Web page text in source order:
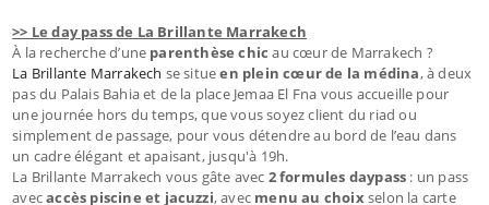
>> Le day pass de La Brillante Marrakech
À la recherche d’une parenthèse chic au cœur de Marrakech ?
La Brillante Marrakech se situeen plein cœur de la médina, à deux
pas du Palais Bahia et de la place Jemaa El Fna vous accueille pour
une journée hors du temps, que vous soyez client du riad ou
simplement de passage, pour vous détendre au bord de l’eau dans
un cadre élégant et apaisant, jusqu'à 19h.
La Brillante Marrakech vous gâte avec 2 formules daypass : un pass
avecaccès piscine et jacuzzi, avec menu au choixselon la carte